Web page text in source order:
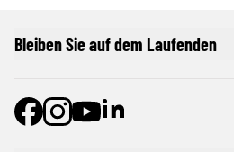
Bleiben Sie auf dem Laufenden